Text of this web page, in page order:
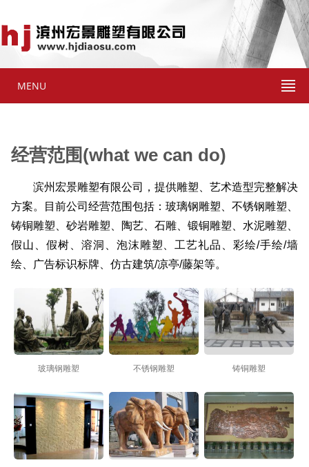
MENU
经营范围(what we can do)
滨州宏景雕塑有限公司，提供雕塑、艺术造型完整解决
方案。目前公司经营范围包括：玻璃钢雕塑、不锈钢雕塑、
铸铜雕塑、砂岩雕塑、陶艺、石雕、锻铜雕塑、水泥雕塑、
假山、假树、溶洞、泡沫雕塑、工艺礼品、彩绘/手绘/墙
绘、广告标识标牌、仿古建筑/凉亭/藤架等。
玻璃钢雕塑 不锈钢雕塑 铸铜雕塑